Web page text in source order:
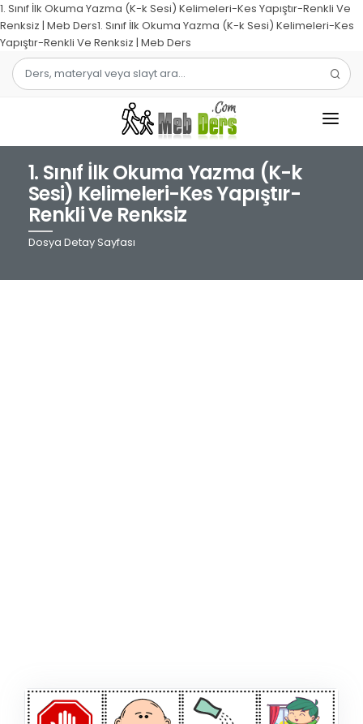
1. Sınıf İlk Okuma Yazma (K-k Sesi) Kelimeleri-Kes Yapıştır-Renkli Ve
Renksiz | Meb Ders1. Sınıf İlk Okuma Yazma (K-k Sesi) Kelimeleri-Kes
Yapıştır-Renkli Ve Renksiz | Meb Ders
1.SINIF
2.SINIF
3.SINIF
4.SINIF
1. Sınıf İlk Okuma Yazma (K-k
Sesi) Kelimeleri-Kes Yapıştır-
Renkli Ve Renksiz
Dosya Detay Sayfası